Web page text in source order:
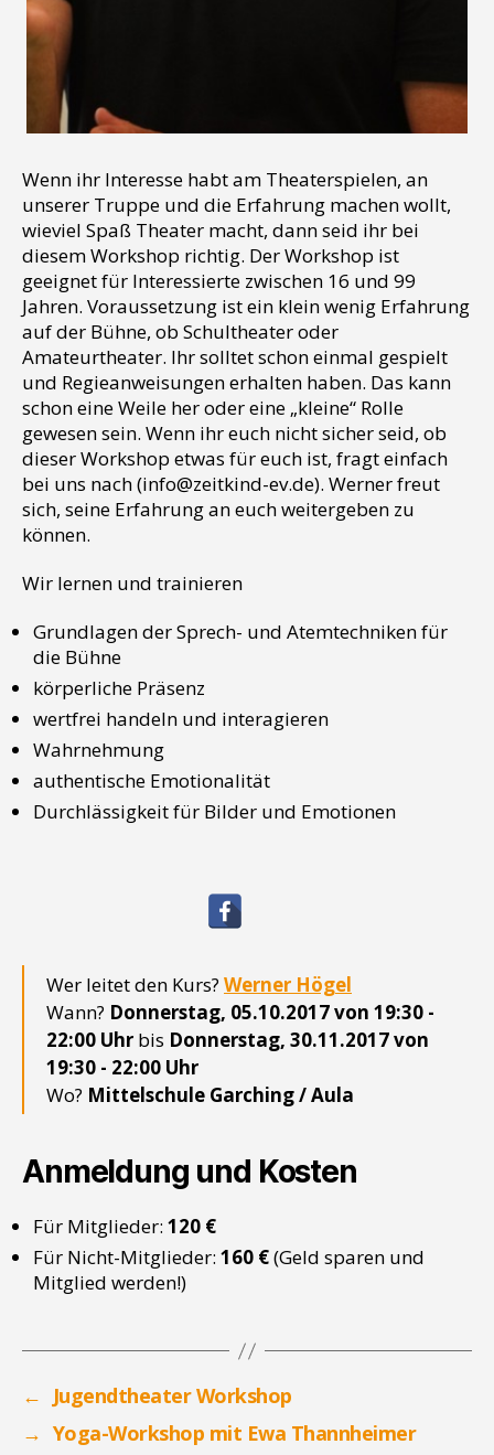
Wenn ihr Interesse habt am Theaterspielen, an
unserer Truppe und die Erfahrung machen wollt,
wieviel Spaß Theater macht, dann seid ihr bei
diesem Workshop richtig. Der Workshop ist
geeignet für Interessierte zwischen 16 und 99
Jahren. Voraussetzung ist ein klein wenig Erfahrung
auf der Bühne, ob Schultheater oder
Amateurtheater. Ihr solltet schon einmal gespielt
und Regieanweisungen erhalten haben. Das kann
schon eine Weile her oder eine „kleine“ Rolle
gewesen sein. Wenn ihr euch nicht sicher seid, ob
dieser Workshop etwas für euch ist, fragt einfach
bei uns nach (info@zeitkind-ev.de). Werner freut
sich, seine Erfahrung an euch weitergeben zu
können.
Wir lernen und trainieren
Grundlagen der Sprech- und Atemtechniken für
die Bühne
körperliche Präsenz
wertfrei handeln und interagieren
Wahrnehmung
authentische Emotionalität
Durchlässigkeit für Bilder und Emotionen
Wer leitet den Kurs? Werner Högel
Wann? Donnerstag, 05.10.2017 von 19:30 -
22:00 Uhr bis Donnerstag, 30.11.2017 von
19:30 - 22:00 Uhr
Wo? Mittelschule Garching / Aula
Anmeldung und Kosten
Für Mitglieder: 120 €
Für Nicht-Mitglieder: 160 €(Geld sparen und
Mitglied werden!)
←
Jugendtheater Workshop
→ Yoga-Workshop mit Ewa Thannheimer